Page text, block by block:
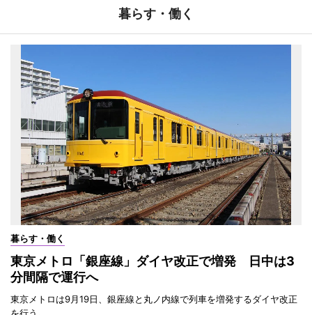
暮らす・働く
暮らす・働く
東京メトロ「銀座線」ダイヤ改正で増発 日中は3
分間隔で運行へ
東京メトロは9月19日、銀座線と丸ノ内線で列車を増発するダイヤ改正
を行う。